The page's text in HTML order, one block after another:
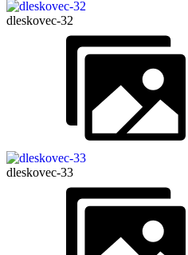
dleskovec-32
dleskovec-33